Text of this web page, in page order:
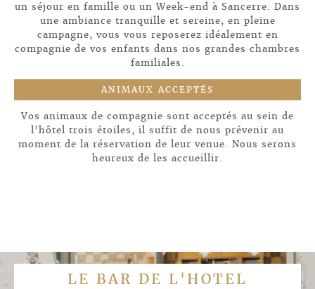
un séjour en famille ou un Week-end à Sancerre. Dans
une ambiance tranquille et sereine, en pleine
campagne, vous vous reposerez idéalement en
compagnie de vos enfants dans nos grandes chambres
familiales.
ANIMAUX ACCEPTÉS
Vos animaux de compagnie sont acceptés au sein de
l’hôtel trois étoiles, il suffit de nous prévenir au
moment de la réservation de leur venue. Nous serons
heureux de les accueillir.
LE BAR DE L'HOTEL